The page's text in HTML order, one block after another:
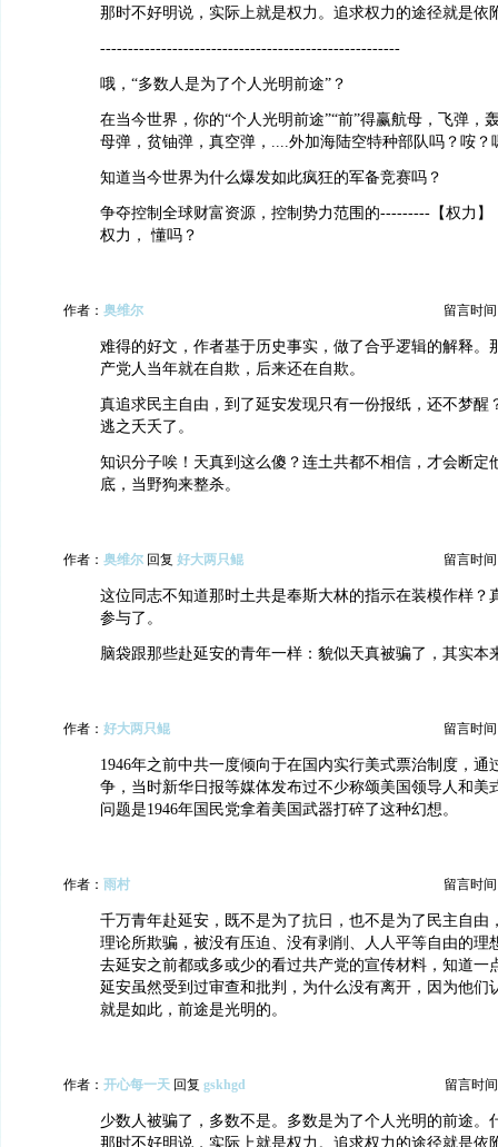
那时不好明说，实际上就是权力。追求权力的途径就是依
------------------------------------------------------
哦，“多数人是为了个人光明前途”？
在当今世界，你的“个人光明前途”“前”得赢航母，飞弹，
母弹，贫铀弹，真空弹，....外加海陆空特种部队吗？咹？
知道当今世界为什么爆发如此疯狂的军备竞赛吗？
争夺控制全球财富资源，控制势力范围的---------【权力】
权力， 懂吗？
作者： 奥维尔 留言时间
难得的好文，作者基于历史事实，做了合乎逻辑的解释。
产党人当年就在自欺，后来还在自欺。
真追求民主自由，到了延安发现只有一份报纸，还不梦醒
逃之夭夭了。
知识分子唉！天真到这么傻？连土共都不相信，才会断定
底，当野狗来整杀。
作者： 奥维尔 回复 好大两只鲲 留言时间
这位同志不知道那时土共是奉斯大林的指示在装模作样？
参与了。
脑袋跟那些赴延安的青年一样：貌似天真被骗了，其实本
作者： 好大两只鲲 留言时间
1946年之前中共一度倾向于在国内实行美式票治制度，通
争，当时新华日报等媒体发布过不少称颂美国领导人和美
问题是1946年国民党拿着美国武器打碎了这种幻想。
作者： 雨村 留言时间
千万青年赴延安，既不是为了抗日，也不是为了民主自由
理论所欺骗，被没有压迫、没有剥削、人人平等自由的理
去延安之前都或多或少的看过共产党的宣传材料，知道一
延安虽然受到过审查和批判，为什么没有离开，因为他们
就是如此，前途是光明的。
作者： 开心每一天 回复 gskhgd 留言时
少数人被骗了，多数不是。多数是为了个人光明的前途。
那时不好明说，实际上就是权力。追求权力的途径就是依